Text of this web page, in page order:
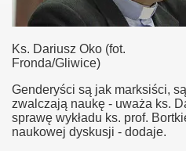
Ks. Dariusz Oko (fot.
Fronda/Gliwice)
Genderyści są jak marksiści,
zwalczają naukę - uważa ks.
sprawę wykładu ks. prof.
naukowej dyskusji - dodaje.